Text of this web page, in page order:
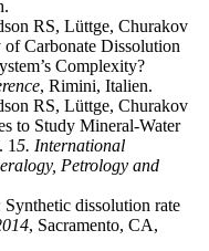
RS, Lüttge, Churakov
Carbonate Dissolution
Complexity?
, Rimini, Italien.
RS, Lüttge, Churakov
to Study Mineral-Water
15. International
Petrology and
Synthetic dissolution rate
, Sacramento, CA,